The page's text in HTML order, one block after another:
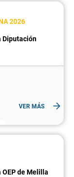
2026
Diputación
VER MÁS
de Melilla